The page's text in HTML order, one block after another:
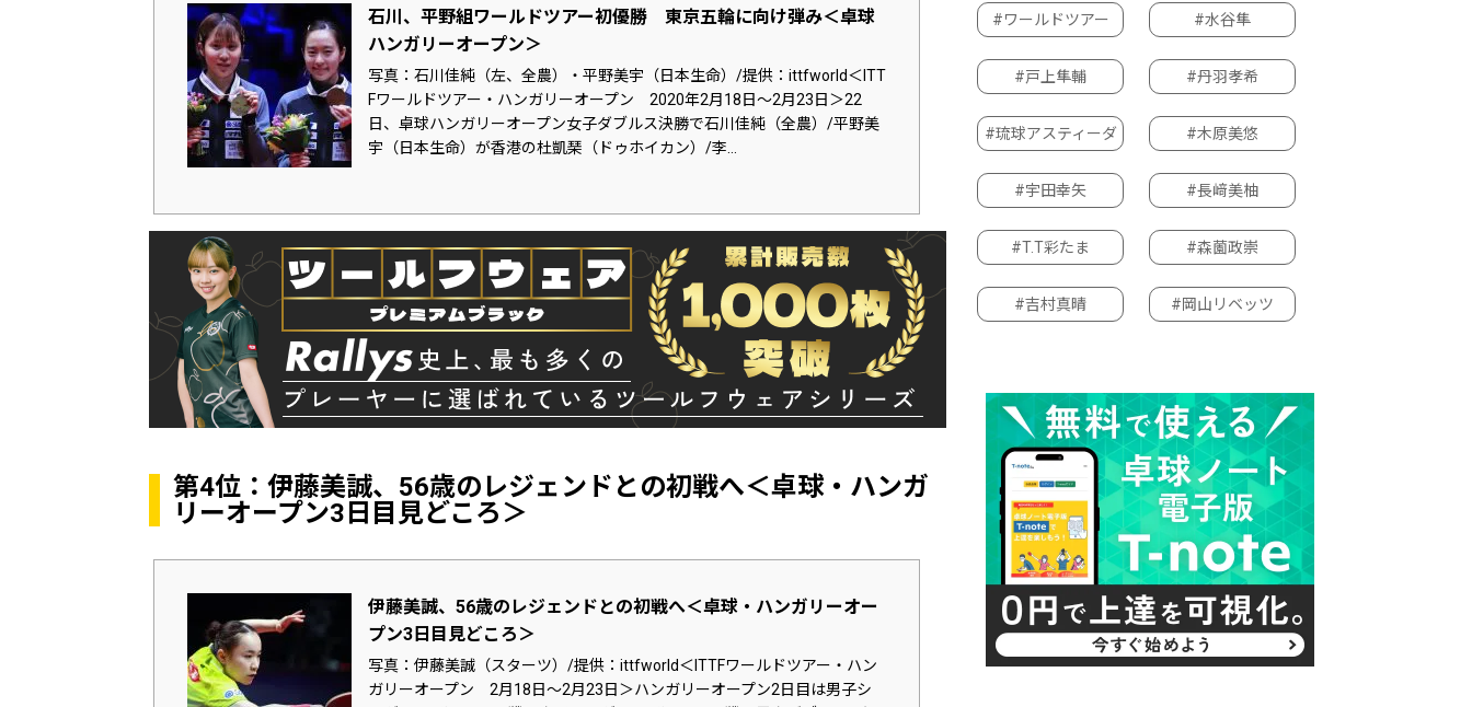
石川、平野組ワールドツアー初優勝 東京五輪に向け弾み＜卓球
ハンガリーオープン＞
写真：石川佳純（左、全農）・平野美宇（日本生命）/提供：ittfworld＜ITT
Fワールドツアー・ハンガリーオープン 2020年2月18日～2月23日＞22
日、卓球ハンガリーオープン女子ダブルス決勝で石川佳純（全農）/平野美
宇（日本生命）が香港の杜凱琹（ドゥホイカン）/李...
第4位：伊藤美誠、56歳のレジェンドとの初戦へ＜卓球・ハンガ
リーオープン3日目見どころ＞
伊藤美誠、56歳のレジェンドとの初戦へ＜卓球・ハンガリーオー
プン3日目見どころ＞
写真：伊藤美誠（スターツ）/提供：ittfworld＜ITTFワールドツアー・ハン
ガリーオープン 2月18日～2月23日＞ハンガリーオープン2日目は男子シ
#ワールドツアー #水谷隼
#戸上隼輔 #丹羽孝希
#琉球アスティーダ #木原美悠
#宇田幸矢 #長﨑美柚
#T.T彩たま #森薗政崇
#吉村真晴 #岡山リベッツ